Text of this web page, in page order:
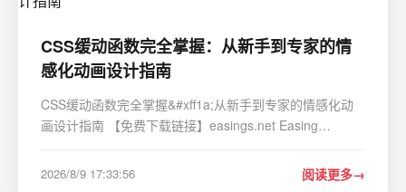
CSS缓动函数完全掌握：从新手到专家的情
感化动画设计指南
CSS缓动函数完全掌握&#xff1a;从新手到专家的情感化动
画设计指南 【免费下载链接】easings.net Easing
https://gitcode.com/gh_mirrors/eas/easings.net 想让你的
2026/8/9 17:33:56 阅读更多